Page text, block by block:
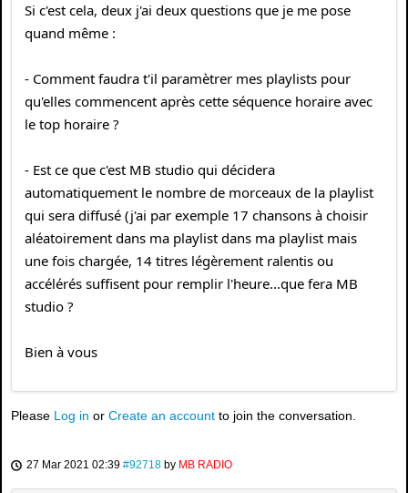
Si c'est cela, deux j'ai deux questions que je me pose
quand même :
- Comment faudra t'il paramètrer mes playlists pour
qu'elles commencent après cette séquence horaire avec
le top horaire ?
- Est ce que c'est MB studio qui décidera
automatiquement le nombre de morceaux de la playlist
qui sera diffusé (j'ai par exemple 17 chansons à choisir
aléatoirement dans ma playlist dans ma playlist mais
une fois chargée, 14 titres légèrement ralentis ou
accélérés suffisent pour remplir l'heure...que fera MB
studio ?
Bien à vous
Please Log in or Create an account to join the conversation.
27 Mar 2021 02:39 #92718 by MB RADIO